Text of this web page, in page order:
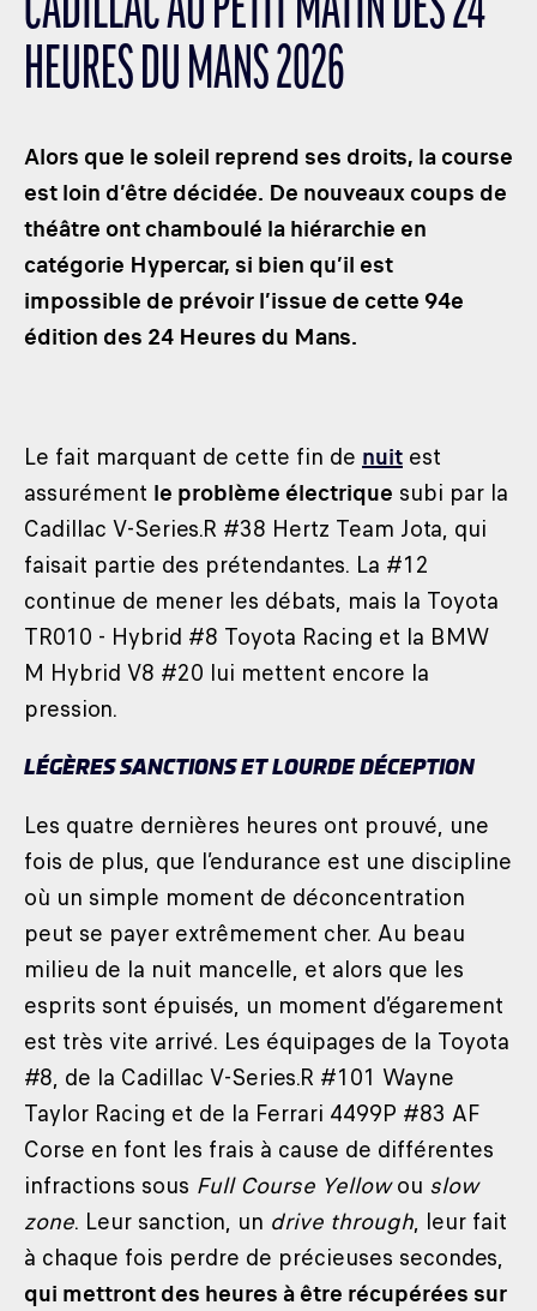
LES CATÉGORIES
PALMARÈS
DÉVELOPPEMENT DURABLE
SEA BY DHL
PARTENAIRES
NEWSLETTER
CADILLAC AU PETIT MATIN DES 24
HEURES DU MANS 2026
Alors que le soleil reprend ses droits, la course
est loin d’être décidée. De nouveaux coups de
théâtre ont chamboulé la hiérarchie en
catégorie Hypercar, si bien qu’il est
impossible de prévoir l’issue de cette 94e
édition des 24 Heures du Mans.
Le fait marquant de cette fin de nuit est
assurément le problème électrique subi par la
Cadillac V-Series.R #38 Hertz Team Jota, qui
faisait partie des prétendantes. La #12
continue de mener les débats, mais la Toyota
TR010 - Hybrid #8 Toyota Racing et la BMW
M Hybrid V8 #20 lui mettent encore la
pression.
LÉGÈRES SANCTIONS ET LOURDE DÉCEPTION
Les quatre dernières heures ont prouvé, une
fois de plus, que l’endurance est une discipline
où un simple moment de déconcentration
peut se payer extrêmement cher. Au beau
milieu de la nuit mancelle, et alors que les
esprits sont épuisés, un moment d’égarement
est très vite arrivé. Les équipages de la Toyota
#8, de la Cadillac V-Series.R #101 Wayne
Taylor Racing et de la Ferrari 4499P #83 AF
Corse en font les frais à cause de différentes
infractions sous Full Course Yellowou slow
zone. Leur sanction, un drive through, leur fait
à chaque fois perdre de précieuses secondes,
qui mettront des heures à être récupérées sur